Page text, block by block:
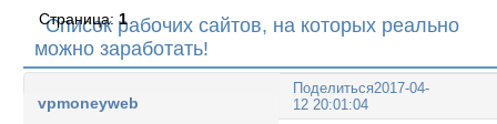
Список рабочих сайтов, на которых реально
можно заработать!
Страница:1
Поделиться2017-04-
12 20:01:04
vpmoneyweb